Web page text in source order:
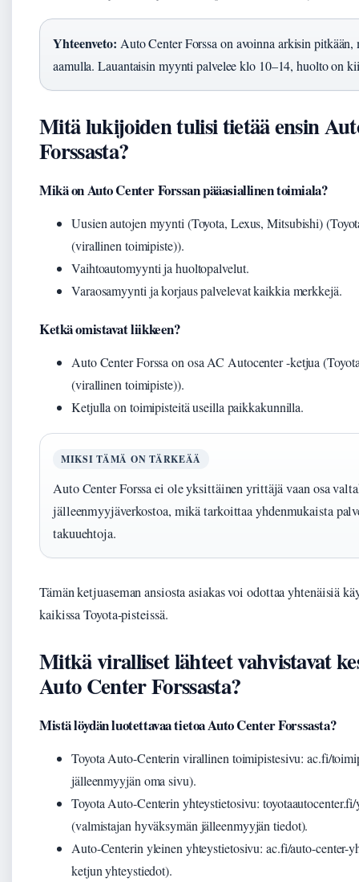
Yhteenveto: Auto Center Forssa on avoinna arkisin pitkään,
aamulla. Lauantaisin myynti palvelee klo 10–14, huolto on
Mitä lukijoiden tulisi tietää ensin
Forssasta?
Mikä on Auto Center Forssan pääasiallinen toimiala?
Uusien autojen myynti (Toyota, Lexus, Mitsubishi)
(virallinen toimipiste)).
Vaihtoautomyynti ja huoltopalvelut.
Varaosamyynti ja korjaus palvelevat kaikkia merkkejä.
Ketkä omistavat liikkeen?
Auto Center Forssa on osa AC Autocenter -ketjua
(virallinen toimipiste)).
Ketjulla on toimipisteitä useilla paikkakunnilla.
MIKSI TÄMÄ ON TÄRKEÄÄ
Auto Center Forssa ei ole yksittäinen yrittäjä vaan osa
jälleenmyyjäverkostoa, mikä tarkoittaa yhdenmukaista
takuuehtoja.
Tämän ketjuaseman ansiosta asiakas voi odottaa yhtenäisiä
kaikissa Toyota-pisteissä.
Mitkä viralliset lähteet vahvistavat
Auto Center Forssasta?
Mistä löydän luotettavaa tietoa Auto Center Forssasta?
Toyota Auto-Centerin virallinen toimipistesivu: ac.fi/
jälleenmyyjän oma sivu).
Toyota Auto-Centerin yhteystietosivu:
(valmistajan hyväksymän jälleenmyyjän tiedot).
Auto-Centerin yleinen yhteystietosivu: ac.fi/auto-center-
ketjun yhteystiedot).